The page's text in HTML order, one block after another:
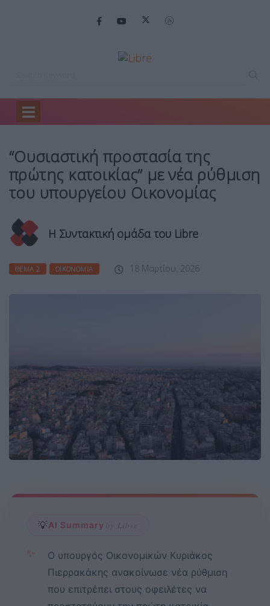
Home
“Ουσιαστική προστασία της
πρώτης κατοικίας” με νέα ρύθμιση
του υπουργείου Οικονομίας
Η Συντακτική ομάδα του Libre
ΘΈΜΑ 2 ΟΙΚΟΝΟΜΊΑ 18 Μαρτίου, 2026
💡AI Summary by Libre
✨
Ο υπουργός Οικονομικών Κυριάκος
Πιερρακάκης ανακοίνωσε νέα ρύθμιση
που επιτρέπει στους οφειλέτες να